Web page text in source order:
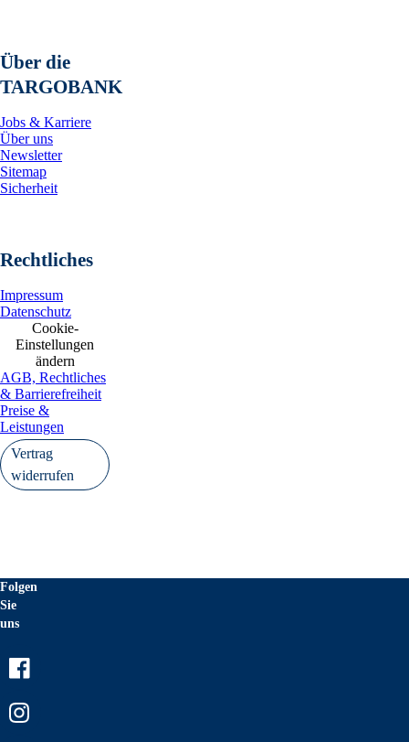
Über die
TARGOBANK
Jobs & Karriere
Über uns
Newsletter
Sitemap
Sicherheit
Rechtliches
Impressum
Datenschutz
Cookie-
Einstellungen
ändern
AGB, Rechtliches
& Barrierefreiheit
Preise &
Leistungen
Vertrag
widerrufen
Folgen
Sie
uns